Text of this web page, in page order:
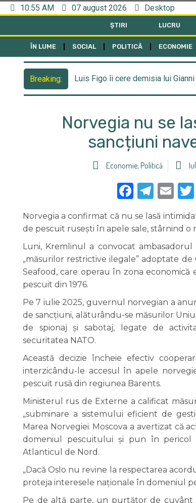
10:55 AM 07 august 2026 Desktop
ȘTIRI LUCRU
ÎN LUME SOCIAL POLITICĂ ECONOMIE
Breaking: Luis Figo îi cere demisia lui
Norvegia nu se
sancțiuni
Economie, Politică
Norvegia a confirmat că nu se lasă
de pescuit rusești în apele sale, stârnind o
Luni, Kremlinul a convocat
„măsurilor restrictive ilegale” adoptate
Seafood, care operau în zona
pescuit din 1976.
Pe 7 iulie 2025, guvernul norvegian a
de sancțiuni, alăturându-se măsurilor
de spionaj și sabotaj, legate de
securitatea NATO.
Această decizie încheie efectiv
interzicându-le accesul în apele
pescuit rusă din regiunea Barents.
Ministerul rus de Externe a calificat
„subminare a sistemului eficient de
Marea Norvegiei. Moscova a avertizat că
domeniul pescuitului și pun în pericol
Atlanticul de Nord.
„Dacă Oslo nu revine la respectarea
proteja interesele naționale în domeniul
Pe de altă parte, un purtător de cuvânt